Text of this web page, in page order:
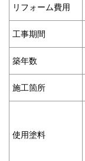
リフォーム費用
工事期間
築年数
施工箇所
使用塗料